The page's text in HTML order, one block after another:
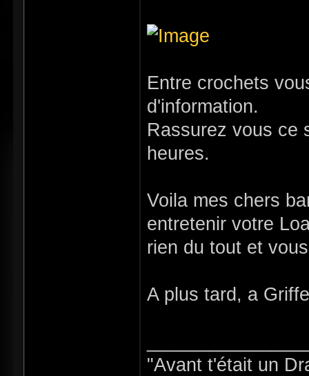
Entre crochets
d'information.
Rassurez vous ce
heures.
Voila mes chers
entretenir votre
rien du tout et
A plus tard, a
"Avant t'était un